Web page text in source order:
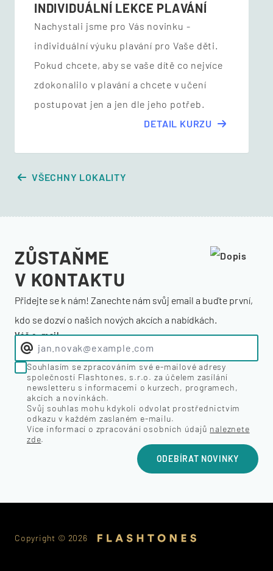
INDIVIDUÁLNÍ LEKCE PLAVÁNÍ
Nachystali jsme pro Vás novinku -
individuální výuku plavání pro Vaše děti.
Pokud chcete, aby se vaše dítě co nejvíce
zdokonalilo v plavání a chcete v učení
postupovat jen a jen dle jeho potřeb.
DETAIL KURZU
VŠECHNY LOKALITY
ZŮSTAŇME
V KONTAKTU
Přidejte se k nám! Zanechte nám svůj email a buďte první,
kdo se dozví o našich nových akcích a nabídkách.
Váš e-mail
Souhlasím se zpracováním své e-mailové adresy
společností Flashtones, s.r.o. za účelem zasílání
newsletteru s informacemi o kurzech, programech,
akcích a novinkách.
Svůj souhlas mohu kdykoli odvolat prostřednictvím
odkazu v každém zaslaném e-mailu.
Více informací o zpracování osobních údajů naleznete
zde.
ODEBÍRAT NOVINKY
Copyright © 2026